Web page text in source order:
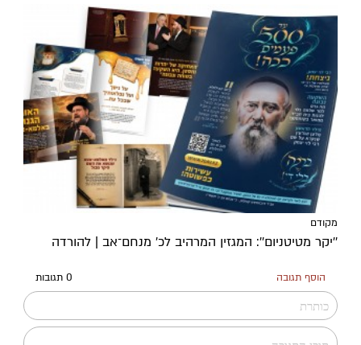
מקודם
''יקר מטיטניום'': המגזין המרהיב לכ’ מנחם־אב | להורדה
הוסף תגובה 0 תגובות